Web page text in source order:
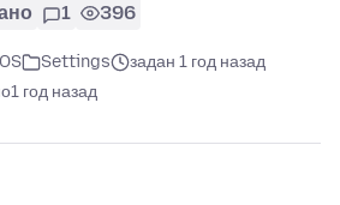
1 396
Settings
задан 1 год назад
1 год назад